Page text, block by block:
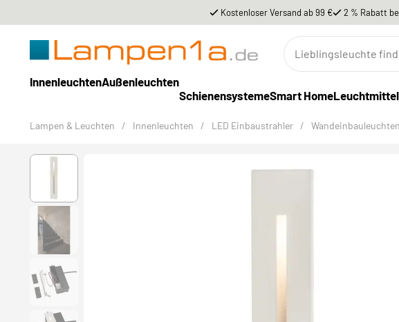
Kostenloser Versand ab 99 € 2 % Rabatt
InnenleuchtenAußenleuchten
SchienensystemeSmart HomeLeuchtmittel
Lampen & Leuchten / Innenleuchten / LED Einbaustrahler / Wandeinbauleuchten